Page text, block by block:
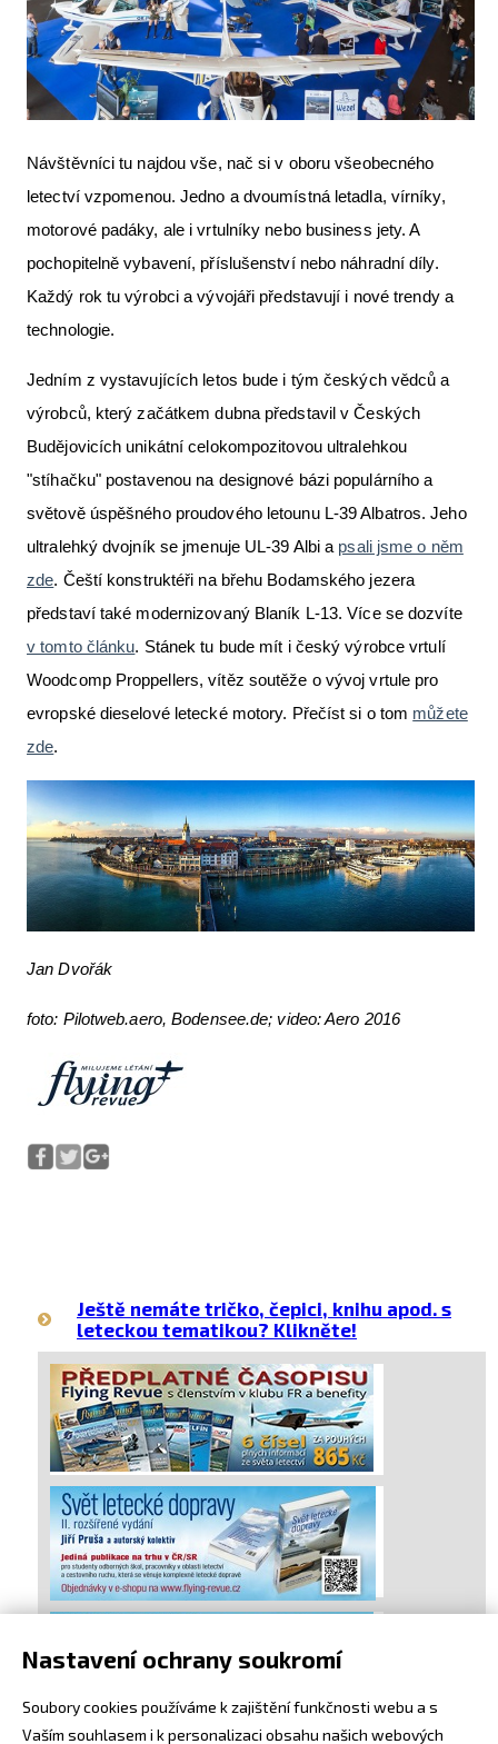
Návštěvníci tu najdou vše, nač si v oboru všeobecného
letectví vzpomenou. Jedno a dvoumístná letadla, vírníky,
motorové padáky, ale i vrtulníky nebo business jety. A
pochopitelně vybavení, příslušenství nebo náhradní díly.
Každý rok tu výrobci a vývojáři představují i nové trendy a
technologie.
Jedním z vystavujících letos bude i tým českých vědců a
výrobců, který začátkem dubna představil v Českých
Budějovicích unikátní celokompozitovou ultralehkou
"stíhačku" postavenou na designové bázi populárního a
světově úspěšného proudového letounu L-39 Albatros. Jeho
ultralehký dvojník se jmenuje UL-39 Albi a psali jsme o něm
zde. Čeští konstruktéři na břehu Bodamského jezera
představí také modernizovaný Blaník L-13. Více se dozvíte
v tomto článku. Stánek tu bude mít i český výrobce vrtulí
Woodcomp Proppellers, vítěz soutěže o vývoj vrtule pro
evropské dieselové letecké motory. Přečíst si o tom můžete
zde.
Jan Dvořák
foto: Pilotweb.aero, Bodensee.de; video: Aero 2016
Ještě nemáte tričko, čepici, knihu apod. s
leteckou tematikou? Klikněte!
Nastavení ochrany soukromí
Soubory cookies používáme k zajištění funkčnosti webu a s
Vaším souhlasem i k personalizaci obsahu našich webových